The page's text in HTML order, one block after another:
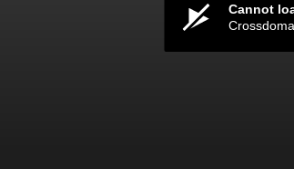
Cannot